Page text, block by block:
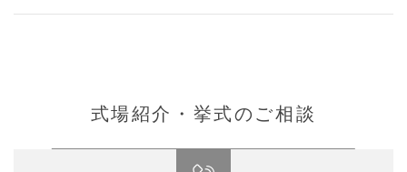
式場紹介・挙式のご相談